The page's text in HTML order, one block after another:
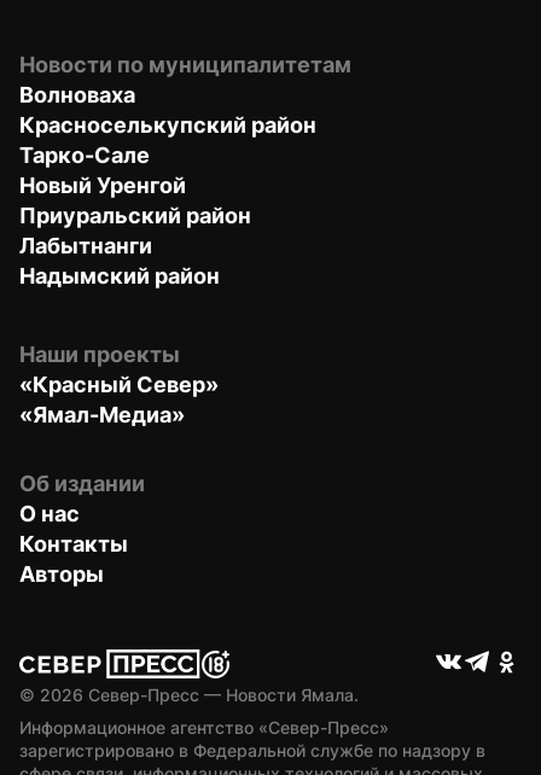
Новости по муниципалитетам
Волноваха
Красноселькупский район
Тарко-Сале
Новый Уренгой
Приуральский район
Лабытнанги
Надымский район
Наши проекты
«Красный Север»
«Ямал-Медиа»
Об издании
О нас
Контакты
Авторы
© 2026 Север-Пресс — Новости Ямала.
Информационное агентство «Север-Пресс»
зарегистрировано в Федеральной службе по надзору в